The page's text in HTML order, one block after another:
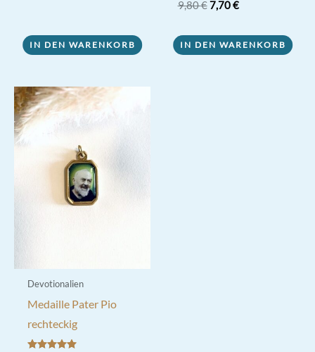
IN DEN WARENKORB
Bewertet
mit
9,80€ Ursprünglicher
9,80 €
7,70€Aktueller
7,70 €.
IN DEN WARENKORB
Devotionalien
Medaille Pater Pio
rechteckig